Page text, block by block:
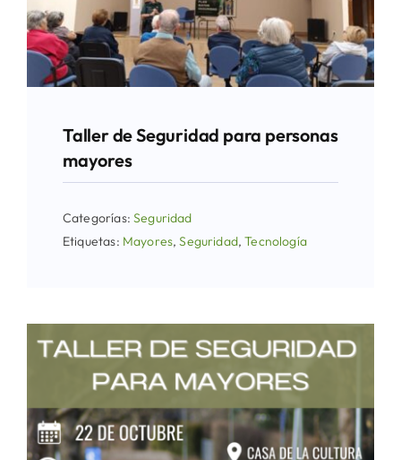
Taller de Seguridad para personas
mayores
Categorías:Seguridad
Etiquetas: Mayores,Seguridad,Tecnología